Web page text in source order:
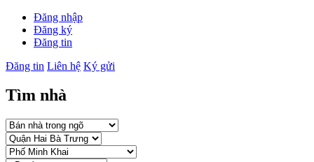
Đăng nhập
Đăng ký
Đăng tin
Đăng tin Liên hệ Ký gửi
Tìm nhà